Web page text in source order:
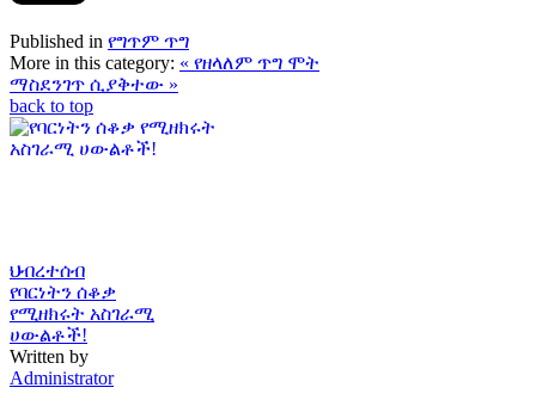
Published in የግጥም ጥግ
More in this category: « የዘላለም ጥግ ሞት
ማስደንገጥ ሲያቅተው »
back to top
ህብረተሰብ
የባርነትን ሰቆቃ
የሚዘክሩት አስገራሚ
ሀውልቶች!
Written by
Administrator